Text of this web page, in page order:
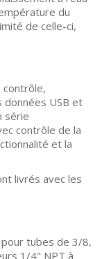
du
de celle-ci,
contrôle,
USB et
série
contrôle de la
et la
livrés avec les
tubes de 3/8,
1/4" NPT à